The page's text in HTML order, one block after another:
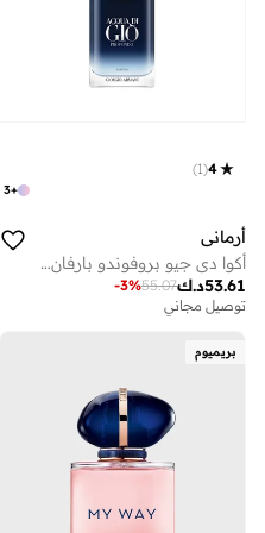
+
3
4
(
1
)
أرماني
أكوا دي جيو بروفوندو بارفان 100 مل
د.ك53.61
55.07
-3%
توصيل مجاني
بريميوم